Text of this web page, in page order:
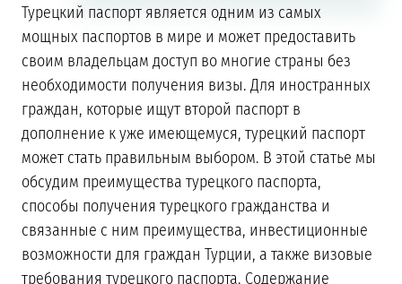
Турецкий паспорт является одним из самых
мощных паспортов в мире и может предоставить
своим владельцам доступ во многие страны без
необходимости получения визы. Для иностранных
граждан, которые ищут второй паспорт в
дополнение к уже имеющемуся, турецкий паспорт
может стать правильным выбором. В этой статье мы
обсудим преимущества турецкого паспорта,
способы получения турецкого гражданства и
связанные с ним преимущества, инвестиционные
возможности для граждан Турции, а также визовые
требования турецкого паспорта. Содержание